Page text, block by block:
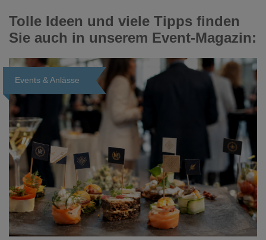
Tolle Ideen und viele Tipps finden
Sie auch in unserem Event-Magazin:
Events & Anlässe
Loading...